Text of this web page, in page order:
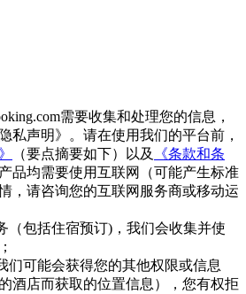
需要收集和处理您的信息，
私声明》。请在使用我们的平台前，
（要点摘要如下）以及
《条款和条
品均需要使用互联网（可能产生标准
，请咨询您的互联网服务商或移动运
（包括住宿预订)，我们会收集并使
们可能会获得您的其他权限或信息
酒店而获取的位置信息），您有权拒